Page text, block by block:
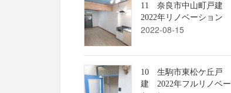
11 奈良市中山町戸建
2022年リノベーション
2022-08-15
10 生駒市東松ケ丘戸
建 2022年フルリノベー